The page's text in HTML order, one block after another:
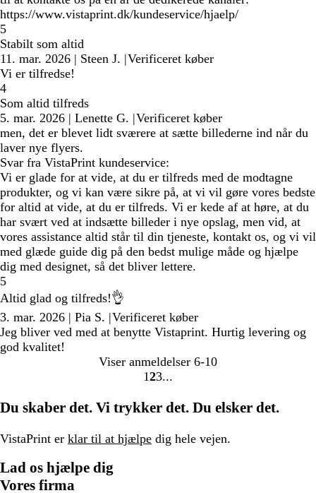
https://www.vistaprint.dk/kundeservice/hjaelp/
5
Stabilt som altid
11. mar. 2026 | Steen J. |Verificeret køber
Vi er tilfredse!
4
Som altid tilfreds
5. mar. 2026 | Lenette G. |Verificeret køber
men, det er blevet lidt sværere at sætte billederne ind når du
laver nye flyers.
Svar fra VistaPrint kundeservice:
Vi er glade for at vide, at du er tilfreds med de modtagne
produkter, og vi kan være sikre på, at vi vil gøre vores bedste
for altid at vide, at du er tilfreds. Vi er kede af at høre, at du
har svært ved at indsætte billeder i nye opslag, men vid, at
vores assistance altid står til din tjeneste, kontakt os, og vi vil
med glæde guide dig på den bedst mulige måde og hjælpe
dig med designet, så det bliver lettere.
5
Altid glad og tilfreds!👌
3. mar. 2026 | Pia S. |Verificeret køber
Jeg bliver ved med at benytte Vistaprint. Hurtig levering og
god kvalitet!
Viser anmeldelser 6-10
Gå
side
1 Gå
side
2Gå
side
3
Du skaber det. Vi trykker det. Du elsker det.
VistaPrint er klar til at hjælpe dig hele vejen.
Lad os hjælpe dig
Vores firma